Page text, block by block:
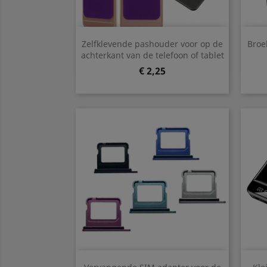
Zelfklevende pashouder voor op de
achterkant van de telefoon of tablet
Prijs
€ 2,25
 Snel bekijken
GroenOranjeZwartWit Fel Roze
+3
Snel bekijken